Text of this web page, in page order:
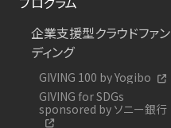
企業支援型クラウドファン
ディング
GIVING 100 by Yogibo
GIVING for SDGs
sponsored by ソニー銀行